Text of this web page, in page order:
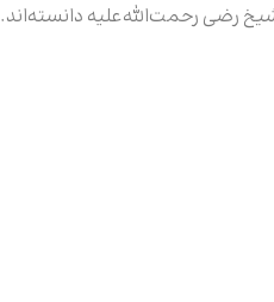
رضی رحمت‌الله‌علیه دانسته‌اند.